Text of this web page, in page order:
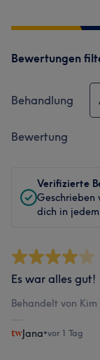
Bewertungen
Behandlung
Bewertung
Verifizierte
Geschrieben
dich in
Es war alles gut!
Behandelt von Kim
Jana•vor 1 Tag